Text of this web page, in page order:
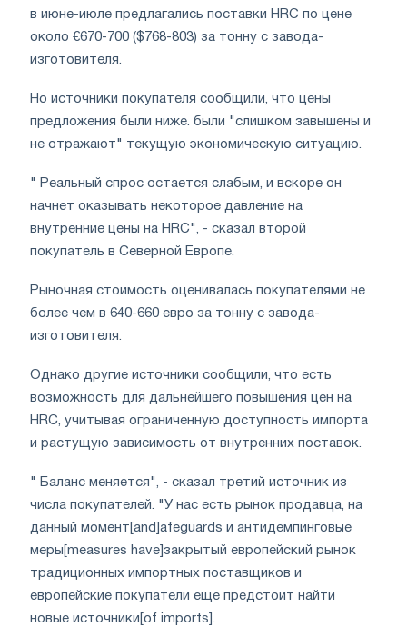
в июне-июле предлагались поставки HRC по цене
около €670-700 ($768-803) за тонну с завода-
изготовителя.
Но источники покупателя сообщили, что цены
предложения были ниже. были "слишком завышены и
не отражают" текущую экономическую ситуацию.
" Реальный спрос остается слабым, и вскоре он
начнет оказывать некоторое давление на
внутренние цены на HRC", - сказал второй
покупатель в Северной Европе.
Рыночная стоимость оценивалась покупателями не
более чем в 640-660 евро за тонну с завода-
изготовителя.
Однако другие источники сообщили, что есть
возможность для дальнейшего повышения цен на
HRC, учитывая ограниченную доступность импорта
и растущую зависимость от внутренних поставок.
" Баланс меняется", - сказал третий источник из
числа покупателей. "У нас есть рынок продавца, на
данный момент[and]afeguards и антидемпинговые
меры[measures have]закрытый европейский рынок
традиционных импортных поставщиков и
европейские покупатели еще предстоит найти
новые источники[of imports].